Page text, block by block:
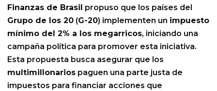
Finanzas de Brasil propuso que los países del
Grupo de los 20 (G-20) implementen un impuesto
mínimo del 2% a los megarricos, iniciando una
campaña política para promover esta iniciativa.
Esta propuesta busca asegurar que los
multimillonarios paguen una parte justa de
impuestos para financiar acciones que